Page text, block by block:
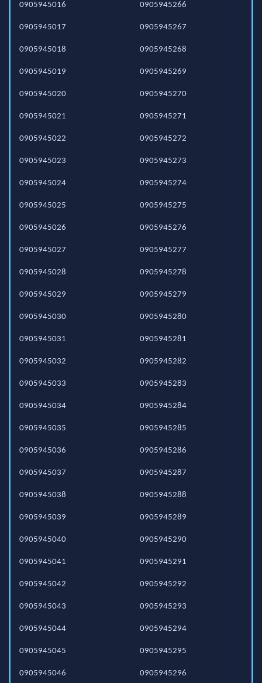
0905945016
0905945017
0905945018
0905945019
0905945020
0905945021
0905945022
0905945023
0905945024
0905945025
0905945026
0905945027
0905945028
0905945029
0905945030
0905945031
0905945032
0905945033
0905945034
0905945035
0905945036
0905945037
0905945038
0905945039
0905945040
0905945041
0905945042
0905945043
0905945044
0905945045
0905945046
0905945266
0905945267
0905945268
0905945269
0905945270
0905945271
0905945272
0905945273
0905945274
0905945275
0905945276
0905945277
0905945278
0905945279
0905945280
0905945281
0905945282
0905945283
0905945284
0905945285
0905945286
0905945287
0905945288
0905945289
0905945290
0905945291
0905945292
0905945293
0905945294
0905945295
0905945296